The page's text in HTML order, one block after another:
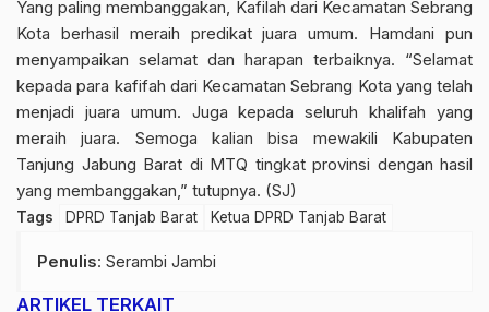
Yang paling membanggakan, Kafilah dari Kecamatan Sebrang
Kota berhasil meraih predikat juara umum. Hamdani pun
menyampaikan selamat dan harapan terbaiknya. “Selamat
kepada para kafifah dari Kecamatan Sebrang Kota yang telah
menjadi juara umum. Juga kepada seluruh khalifah yang
meraih juara. Semoga kalian bisa mewakili Kabupaten
Tanjung Jabung Barat di MTQ tingkat provinsi dengan hasil
yang membanggakan,” tutupnya. (SJ)
Tags DPRD Tanjab Barat Ketua DPRD Tanjab Barat
Penulis: Serambi Jambi
ARTIKEL TERKAIT